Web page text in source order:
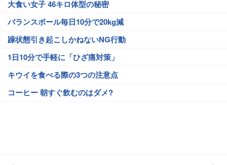
大食い女子 46キロ体型の秘密
バランスボール毎日10分で20kg減
躁状態引き起こしかねないNG行動
1日10分で手軽に「ひざ痛対策」
キウイを食べる際の3つの注意点
コーヒー 朝すぐ飲むのはダメ?